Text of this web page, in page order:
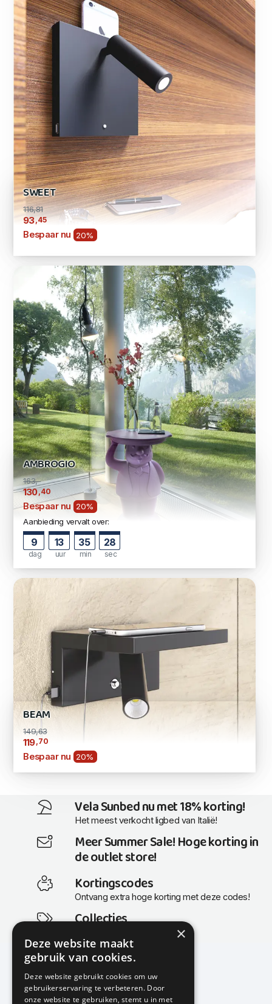
SWEET
116,81
93,45
Bespaar nu 20%
AMBROGIO
163,-
130 ,40
Bespaar nu
20%
Aanbieding vervalt over:
9
dag
13
uur
35
min
28
sec
BEAM
149,63
119,70
Bespaar nu 20%
Vela Sunbed nu met 18% korting!
Het meest verkocht ligbed van Italië!
Meer Summer Sale! Hoge korting in
de outlet store!
Kortingscodes
Ontvang extra hoge korting met deze codes!
Collecties
Actuele en populaire collecties
KMP Kantoormeubilair
×
Deze website maakt
gebruik van cookies.
Deze website gebruikt cookies om uw
gebruikerservaring te verbeteren. Door
onze website te gebruiken, stemt u in met